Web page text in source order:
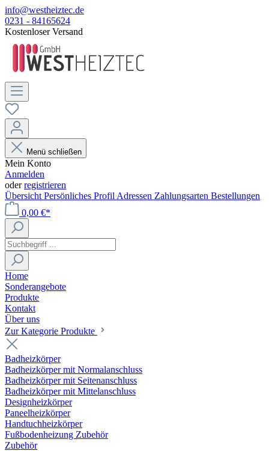
info@westheiztec.de
0231 - 84165624
Kostenloser Versand
Menü schließen
Mein Konto
Anmelden
oderregistrieren
Übersicht Persönliches Profil Adressen Zahlungsarten Bestellungen
0,00 €*
Home
Sonderangebote
Produkte
Kontakt
Über uns
Zur Kategorie Produkte
Badheizkörper
Badheizkörper mit Normalanschluss
Badheizkörper mit Seitenanschluss
Badheizkörper mit Mittelanschluss
Designheizkörper
Paneelheizkörper
Handtuchheizkörper
Fußbodenheizung Zubehör
Zubehör